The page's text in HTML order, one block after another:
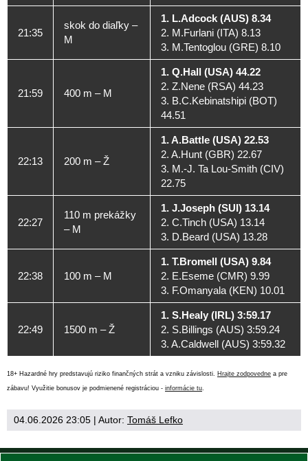
21:35
skok do diaľky –
M
1. L.Adcock (AUS) 8.34
2. M.Furlani (ITA) 8.13
3. M.Tentoglou (GRE) 8.10
21:59 400 m – M
1. Q.Hall (USA) 44.22
2. Z.Nene (RSA) 44.23
3. B.C.Kebinatshipi (BOT)
44.51
22:13 200 m – Ž
1. A.Battle (USA) 22.53
2. A.Hunt (GBR) 22.67
3. M.-J. Ta Lou-Smith (CIV)
22.75
22:27
110 m prekážky
– M
1. J.Joseph (SUI) 13.14
2. C.Tinch (USA) 13.14
3. D.Beard (USA) 13.28
22:38 100 m – M
1. T.Bromell (USA) 9.84
2. E.Eseme (CMR) 9.99
3. F.Omanyala (KEN) 10.01
22:49 1500 m – Ž
1. S.Healy (IRL) 3:59.17
2. S.Billings (AUS) 3:59.24
3. A.Caldwell (AUS) 3:59.32
18+ Hazardné hry predstavujú riziko finančných strát a vzniku závislosti. Hrajte zodpovedne a pre
zábavu! Využitie bonusov je podmienené registráciou - informácie tu
04.06.2026 23:05 | Autor: Tomáš Lefko